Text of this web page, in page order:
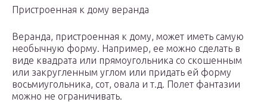
Пристроенная к дому веранда
Веранда, пристроенная к дому, может иметь самую
необычную форму. Например, ее можно сделать в
виде квадрата или прямоугольника со скошенным
или закругленным углом или придать ей форму
восьмиугольника, сот, овала и т.д. Полет фантазии
можно не ограничивать.